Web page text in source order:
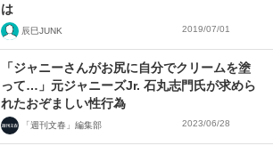
は
辰巳JUNK 2019/07/01
「ジャニーさんがお尻に自分でクリームを塗
って…」元ジャニーズJr. 石丸志門氏が求めら
れたおぞましい性行為
「週刊文春」編集部 2023/06/28